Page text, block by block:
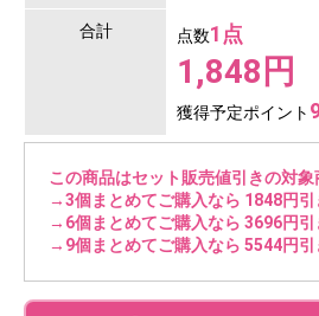
合計 点数1点
1,848円
獲得予定ポイント
この商品はセット販売値引きの対象
→3個まとめてご購入なら 1848円引
→6個まとめてご購入なら 3696円引
→9個まとめてご購入なら 5544円引